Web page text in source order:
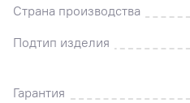
Страна производства
Подтип изделия
Гарантия